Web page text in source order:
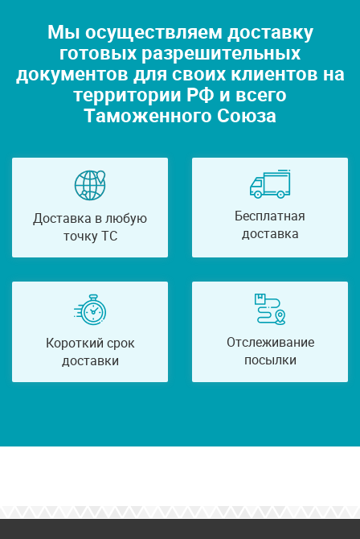
Мы осуществляем доставку
готовых разрешительных
документов для своих клиентов на
территории РФ и всего
Таможенного Союза
Доставка в любую
точку ТС
Бесплатная
доставка
Короткий срок
доставки
Отслеживание
посылки